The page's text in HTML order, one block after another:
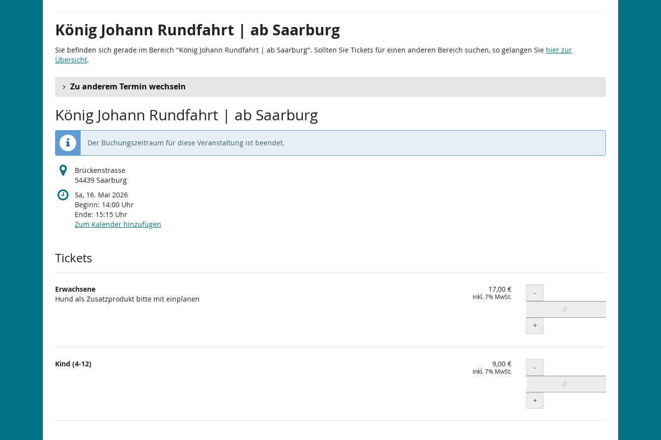
König Johann Rundfahrt | ab Saarburg
Sie befinden sich gerade im Bereich "König Johann Rundfahrt | ab Saarburg". Sollten Sie Tickets für einen anderen Bereich suchen, so gelangen Sie hier zur
Übersicht.
Zu anderem Termin wechseln
König Johann Rundfahrt | ab Saarburg
Der Buchungszeitraum für diese Veranstaltung ist beendet.
Brückenstrasse
54439 Saarburg
Sa, 16. Mai 2026
Beginn: 14:00 Uhr
Ende: 15:15 Uhr
Zum Kalender hinzufügen
Produkte
Tickets
Erwachsene
Hund als Zusatzprodukt bitte mit einplanen
17,00 €
inkl. 7% MwSt. Menge
-
+
Kind (4-12) 9,00 €
inkl. 7% MwSt. Menge
-
+